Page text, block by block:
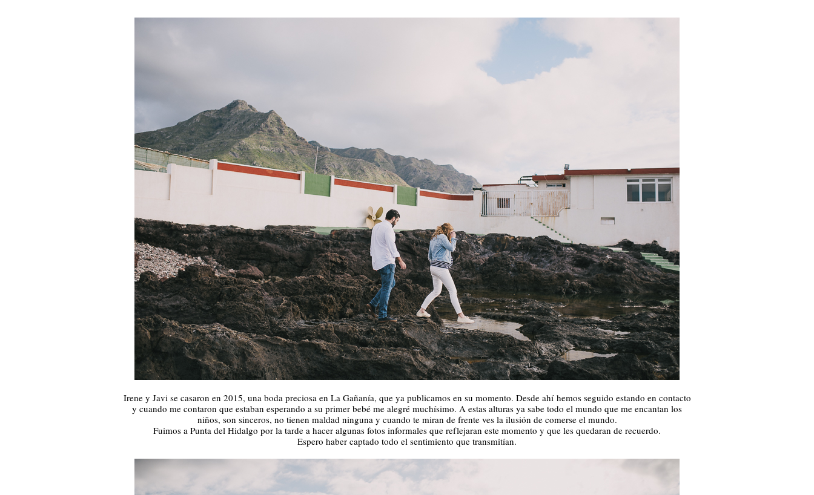
Irene y Javi se casaron en 2015, una boda preciosa en La Gañanía, que ya publicamos en su momento. Desde ahí hemos seguido estando en contacto
y cuando me contaron que estaban esperando a su primer bebé me alegré muchísimo. A estas alturas ya sabe todo el mundo que me encantan los
niños, son sinceros, no tienen maldad ninguna y cuando te miran de frente ves la ilusión de comerse el mundo.
Fuimos a Punta del Hidalgo por la tarde a hacer algunas fotos informales que reflejaran este momento y que les quedaran de recuerdo.
Espero haber captado todo el sentimiento que transmitían.